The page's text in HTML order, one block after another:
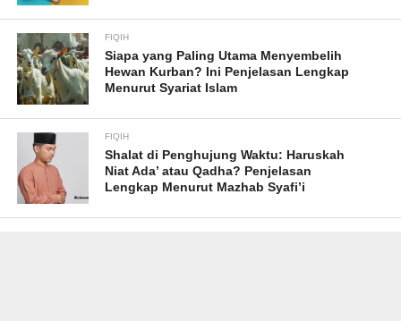
FIQIH
Siapa yang Paling Utama Menyembelih
Hewan Kurban? Ini Penjelasan Lengkap
Menurut Syariat Islam
FIQIH
Shalat di Penghujung Waktu: Haruskah
Niat Ada’ atau Qadha? Penjelasan
Lengkap Menurut Mazhab Syafi’i